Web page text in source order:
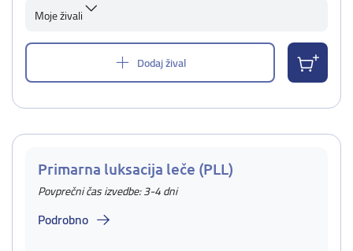
Moje živali
Dodaj žival
Primarna luksacija leče (PLL)
Povprečni čas izvedbe: 3-4 dni
Podrobno